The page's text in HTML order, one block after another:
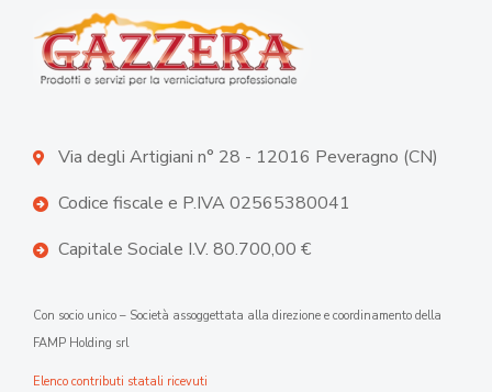
Via degli Artigiani n° 28 - 12016 Peveragno (CN)
Codice fiscale e P.IVA 02565380041
Capitale Sociale I.V. 80.700,00 €
Con socio unico – Società assoggettata alla direzione e coordinamento della
FAMP Holding srl
Elenco contributi statali ricevuti